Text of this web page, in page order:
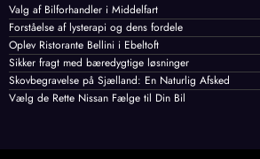
Valg af Bilforhandler i Middelfart
Forståelse af lysterapi og dens fordele
Oplev Ristorante Bellini i Ebeltoft
Sikker fragt med bæredygtige løsninger
Skovbegravelse på Sjælland: En Naturlig Afsked
Vælg de Rette Nissan Fælge til Din Bil